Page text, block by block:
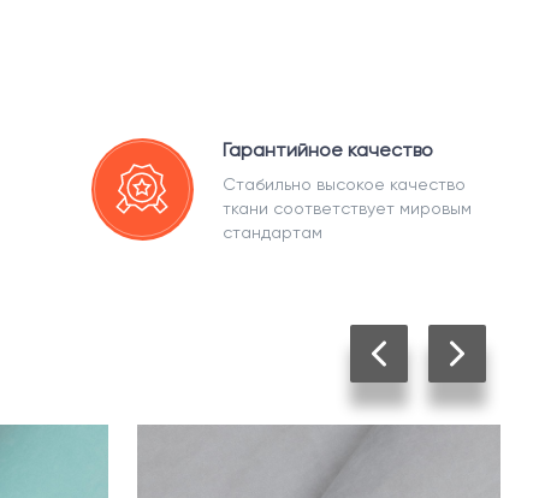
Гарантийное качество
Стабильно высокое качество
ткани соответствует мировым
стандартам